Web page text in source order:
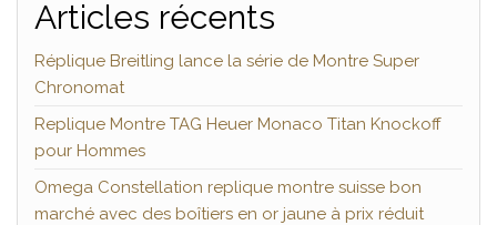
Articles récents
Réplique Breitling lance la série de Montre Super
Chronomat
Replique Montre TAG Heuer Monaco Titan Knockoff
pour Hommes
Omega Constellation replique montre suisse bon
marché avec des boîtiers en or jaune à prix réduit